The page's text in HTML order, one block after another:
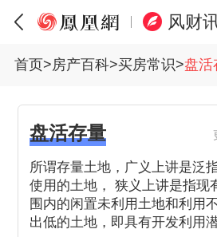
风财
首页>房产百科>买房常识>盘活
盘活存量
所谓存量土地，广义上讲是泛
使用的土地， 狭义上讲是指现
围内的闲置未利用土地和利用
出低的土地，即具有开发利用